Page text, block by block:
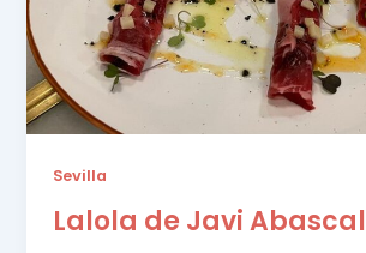
Sevilla
Lalola de Javi Abascal